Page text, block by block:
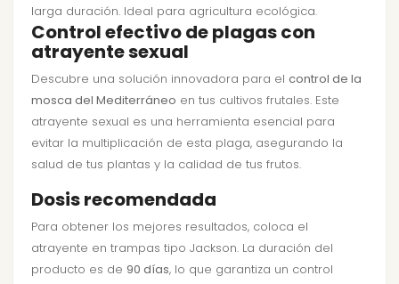
larga duración. Ideal para agricultura ecológica.
Control efectivo de plagas con
atrayente sexual
Descubre una solución innovadora para el control de la
mosca del Mediterráneo en tus cultivos frutales. Este
atrayente sexual es una herramienta esencial para
evitar la multiplicación de esta plaga, asegurando la
salud de tus plantas y la calidad de tus frutos.
Dosis recomendada
Para obtener los mejores resultados, coloca el
atrayente en trampas tipo Jackson. La duración del
producto es de 90 días, lo que garantiza un control